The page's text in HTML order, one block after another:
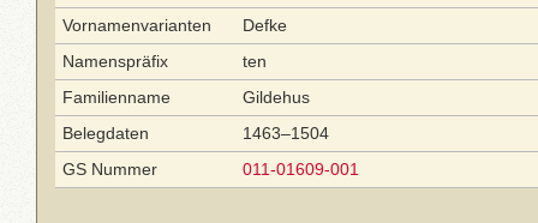
Vornamenvarianten
Defke
Namenspräfix
ten
Familienname
Gildehus
Belegdaten
1463–1504
GS Nummer
011-01609-001